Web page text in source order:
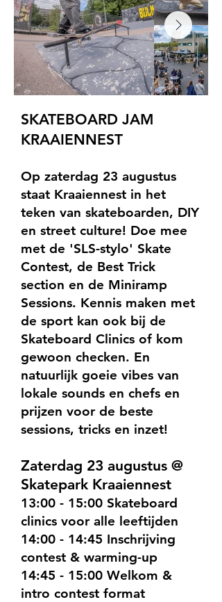
SKATEBOARD JAM
KRAAIENNEST
Op zaterdag 23 augustus
staat Kraaiennest in het
teken van skateboarden, DIY
en street culture! Doe mee
met de 'SLS-stylo' Skate
Contest, de Best Trick
section en de Miniramp
Sessions. Kennis maken met
de sport kan ook bij de
Skateboard Clinics of kom
gewoon checken. En
natuurlijk goeie vibes van
lokale sounds en chefs en
prijzen voor de beste
sessions, tricks en inzet!
Zaterdag 23 augustus @
Skatepark Kraaiennest
13:00 - 15:00 Skateboard
clinics voor alle leeftijden
14:00 - 14:45 Inschrijving
contest & warming-up
14:45 - 15:00 Welkom &
intro contest format